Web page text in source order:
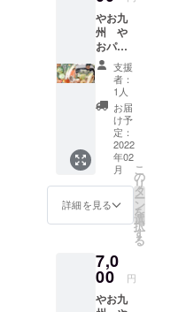
ので、新手
の詐欺と間
違えられた
りと、協力
してもらう
生産者探し
から始まり
ました。今
では多くの
生産者に支
えられて、
八百屋を運
ます。
養蜂業開始
やお九
州 や
おパッ
ク（2月
上旬頃
発送）
平日、
土日指
定可能
やお九
州がオ
ススメ
する旬
の野菜
セット
１０種
菜が
入った
セット
です。
支援
者：
1人
お届
け予
定：
2022
年02
月
詳細を見る
こ
の
リ
タ
ー
ン
を
選
択
す
る
7,0
00 円
やお九